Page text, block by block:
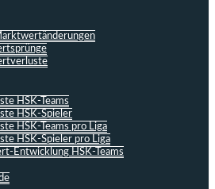
HSK-Teams
HSK-Spieler
HSK-Teams pro Liga
HSK-Spieler pro Liga
Entwicklung HSK-Teams